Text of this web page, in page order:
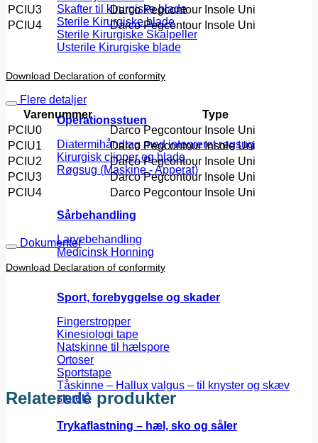
Skafter til kirurgiske blade
Sterile Kirurgiske blade
Sterile Kirurgiske Skalpeller
Usterile Kirurgiske blade
Operationsstuen
Diatermihåndtag med integreret røgsug
Kirurgisk clipper og blade
Røgsug (Maskine - Apperat)
Sårbehandling
Larvebehandling
Medicinsk Honning
Sport, forebyggelse og skader
Fingerstropper
Kinesiologi tape
Natskinne til hælspore
Ortoser
Sportstape
Tåskinne – Hallux valgus – til knyster og skæv
storetå
Trykaflastning – hæl, sko og såler
PCIU3
Darco Pegcontour Insole Uni
PCIU4
Darco Pegcontour Insole Uni
Download Declaration of conformity
Flere detaljer
Varenummer
Type
PCIU0
Darco Pegcontour Insole Uni
PCIU1
Darco Pegcontour Insole Uni
PCIU2
Darco Pegcontour Insole Uni
PCIU3
Darco Pegcontour Insole Uni
PCIU4
Darco Pegcontour Insole Uni
Dokumenter
Download Declaration of conformity
Relaterede produkter